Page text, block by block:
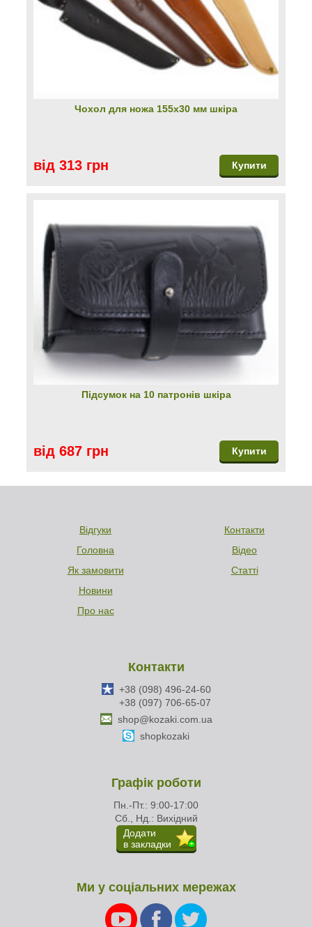
Чохол для ножа 155х30 мм шкіра
від 313 грн Купити
Підсумок на 10 патронів шкіра
від 687 грн Купити
Відгуки
Головна
Як замовити
Новини
Про нас
Контакти
Відео
Статті
Графік роботи
Пн.-Пт.: 9:00-17:00
Сб., Нд.: Вихідний
Додати
в закладки
Контакти
+38 (098) 496-24-60
+38 (097) 706-65-07
shop@kozaki.com.ua
shopkozaki
Ми у соціальних мережах